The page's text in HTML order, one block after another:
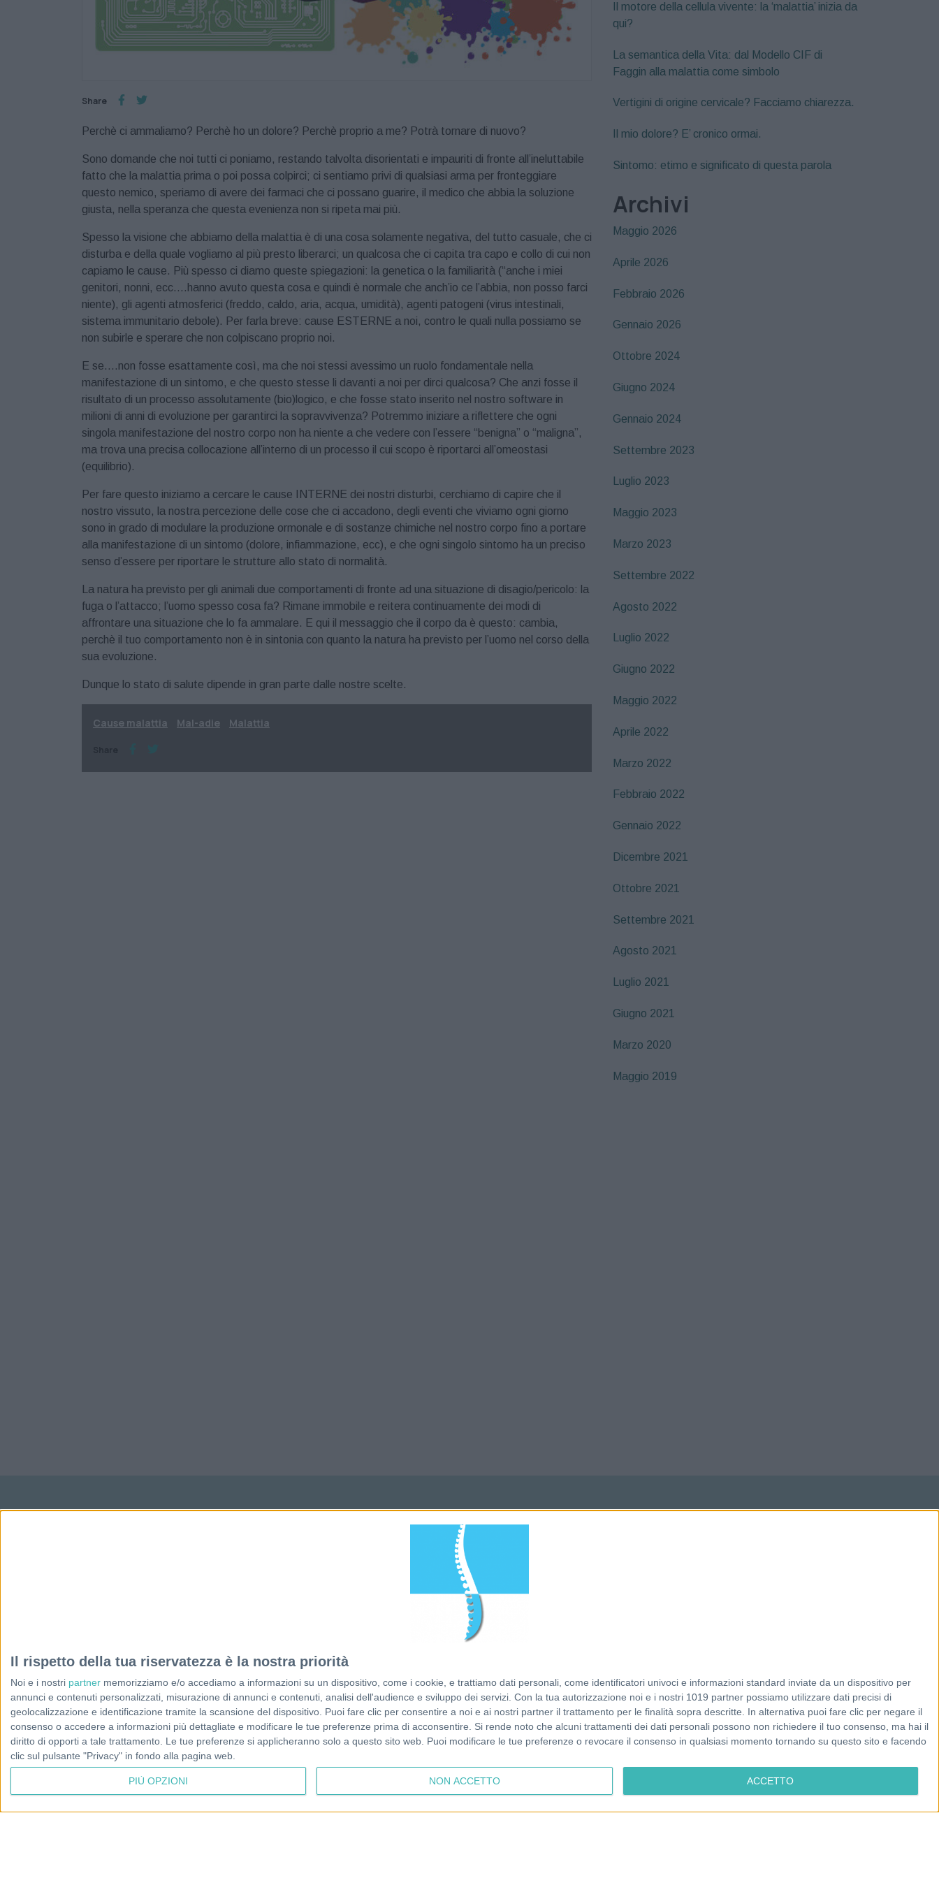
Il rispetto della tua riservatezza è la nostra priorità
Noi e i nostri partner memorizziamo e/o accediamo a informazioni su un dispositivo, come i cookie, e trattiamo dati personali, come identificatori univoci e informazioni standard inviate da un dispositivo per
annunci e contenuti personalizzati, misurazione di annunci e contenuti, analisi dell'audience e sviluppo dei servizi. Con la tua autorizzazione noi e i nostri 1019 partner possiamo utilizzare dati precisi di
geolocalizzazione e identificazione tramite la scansione del dispositivo. Puoi fare clic per consentire a noi e ai nostri partner il trattamento per le finalità sopra descritte. In alternativa puoi fare clic per negare il
consenso o accedere a informazioni più dettagliate e modificare le tue preferenze prima di acconsentire.
Si rende noto che alcuni trattamenti dei dati personali possono non richiedere il tuo consenso, ma hai il
diritto di opporti a tale trattamento. Le tue preferenze si applicheranno solo a questo sito web. Puoi modificare le tue preferenze o revocare il consenso in qualsiasi momento tornando su questo sito e facendo
clic sul pulsante "Privacy" in fondo alla pagina web.
PIÙ OPZIONI NON ACCETTO ACCETTO
Share
Perchè ci ammaliamo? Perchè ho un dolore? Perchè proprio a me? Potrà tornare di nuovo?
Sono domande che noi tutti ci poniamo, restando talvolta disorientati e impauriti di fronte all’ineluttabile
fatto che la malattia prima o poi possa colpirci; ci sentiamo privi di qualsiasi arma per fronteggiare
questo nemico, speriamo di avere dei farmaci che ci possano guarire, il medico che abbia la soluzione
giusta, nella speranza che questa evenienza non si ripeta mai più.
Spesso la visione che abbiamo della malattia è di una cosa solamente negativa, del tutto casuale, che ci
disturba e della quale vogliamo al più presto liberarci; un qualcosa che ci capita tra capo e collo di cui non
capiamo le cause. Più spesso ci diamo queste spiegazioni: la genetica o la familiarità (“anche i miei
genitori, nonni, ecc….hanno avuto questa cosa e quindi è normale che anch’io ce l’abbia, non posso farci
niente), gli agenti atmosferici (freddo, caldo, aria, acqua, umidità), agenti patogeni (virus intestinali,
sistema immunitario debole). Per farla breve: cause ESTERNE a noi, contro le quali nulla possiamo se
non subirle e sperare che non colpiscano proprio noi.
E se….non fosse esattamente così, ma che noi stessi avessimo un ruolo fondamentale nella
manifestazione di un sintomo, e che questo stesse li davanti a noi per dirci qualcosa? Che anzi fosse il
risultato di un processo assolutamente (bio)logico, e che fosse stato inserito nel nostro software in
milioni di anni di evoluzione per garantirci la sopravvivenza? Potremmo iniziare a riflettere che ogni
singola manifestazione del nostro corpo non ha niente a che vedere con l’essere “benigna” o “maligna”,
ma trova una precisa collocazione all’interno di un processo il cui scopo è riportarci all’omeostasi
(equilibrio).
Per fare questo iniziamo a cercare le cause INTERNE dei nostri disturbi, cerchiamo di capire che il
nostro vissuto, la nostra percezione delle cose che ci accadono, degli eventi che viviamo ogni giorno
sono in grado di modulare la produzione ormonale e di sostanze chimiche nel nostro corpo fino a portare
alla manifestazione di un sintomo (dolore, infiammazione, ecc), e che ogni singolo sintomo ha un preciso
senso d’essere per riportare le strutture allo stato di normalità.
La natura ha previsto per gli animali due comportamenti di fronte ad una situazione di disagio/pericolo: la
fuga o l’attacco; l’uomo spesso cosa fa? Rimane immobile e reitera continuamente dei modi di
affrontare una situazione che lo fa ammalare. E qui il messaggio che il corpo da è questo: cambia,
perchè il tuo comportamento non è in sintonia con quanto la natura ha previsto per l’uomo nel corso della
sua evoluzione.
Dunque lo stato di salute dipende in gran parte dalle nostre scelte.
Cause malattia Mal-adie Malattia
Il motore della cellula vivente: la ‘malattia’ inizia da
qui?
La semantica della Vita: dal Modello CIF di
Faggin alla malattia come simbolo
Vertigini di origine cervicale? Facciamo chiarezza.
Il mio dolore? E’ cronico ormai.
Sintomo: etimo e significato di questa parola
Archivi
Maggio 2026
Aprile 2026
Febbraio 2026
Gennaio 2026
Ottobre 2024
Giugno 2024
Gennaio 2024
Settembre 2023
Luglio 2023
Maggio 2023
Marzo 2023
Settembre 2022
Agosto 2022
Luglio 2022
Giugno 2022
Maggio 2022
Aprile 2022
Marzo 2022
Febbraio 2022
Gennaio 2022
Dicembre 2021
Ottobre 2021
Settembre 2021
Agosto 2021
Luglio 2021
Giugno 2021
Marzo 2020
Maggio 2019
© 2026 Francesco Piazza
35010 Loreggia (PD)
Email:
info@osteopatapiazza.it
Photos by Erica Tonin